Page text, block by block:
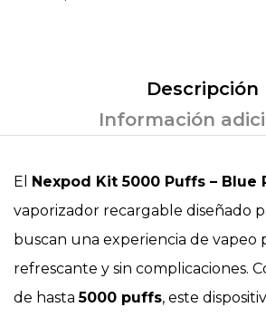
Descripción
Información
El Nexpod Kit 5000 Puffs – Blue
vaporizador recargable diseñado
buscan una experiencia de vapeo
refrescante y sin complicaciones.
de hasta5000 puffs, este